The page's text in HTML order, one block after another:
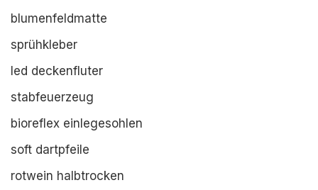
blumenfeldmatte
sprühkleber
led deckenfluter
stabfeuerzeug
bioreflex einlegesohlen
soft dartpfeile
rotwein halbtrocken